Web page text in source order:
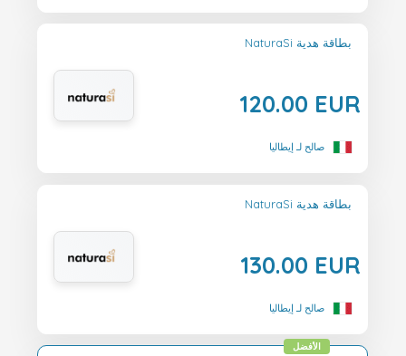
NaturaSi بطاقة هدية
120.00 EUR
صالح لـ إيطاليا
NaturaSi بطاقة هدية
130.00 EUR
صالح لـ إيطاليا
الأفضل